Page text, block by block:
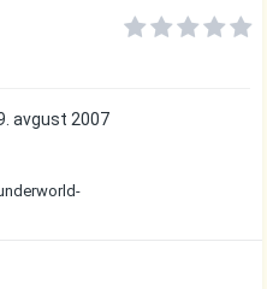
avgust 2007